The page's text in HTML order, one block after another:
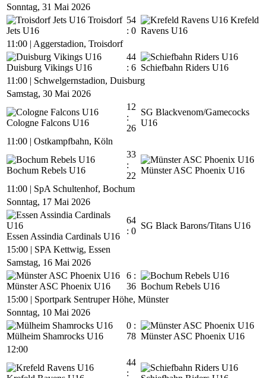
Sonntag, 31 Mai 2026
Troisdorf
Jets U16
54
: 0
Krefeld
Ravens U16
11:00 | Aggerstadion, Troisdorf
Duisburg Vikings U16
44
: 6 Schiefbahn Riders U16
11:00 | Schwelgernstadion, Duisburg
Samstag, 30 Mai 2026
Cologne Falcons U16
12
:
26
SG Blackvenom/Gamecocks
U16
11:00 | Ostkampfbahn, Köln
Bochum Rebels U16
33
:
22
Münster ASC Phoenix U16
11:00 | SpA Schultenhof, Bochum
Sonntag, 17 Mai 2026
Essen Assindia Cardinals U16
64
: 0
SG Black Barons/Titans U16
15:00 | SPA Kettwig, Essen
Samstag, 16 Mai 2026
Münster ASC Phoenix U16
6 :
36 Bochum Rebels U16
15:00 | Sportpark Sentruper Höhe, Münster
Sonntag, 10 Mai 2026
Mülheim Shamrocks U16
0 :
78 Münster ASC Phoenix U16
12:00
44
: